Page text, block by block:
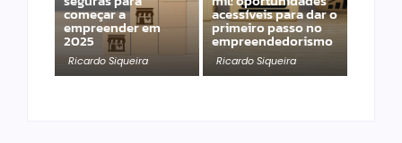
começar a
empreender em
2025
Ricardo Siqueira
acessíveis para dar o
primeiro passo no
empreendedorismo
Ricardo Siqueira